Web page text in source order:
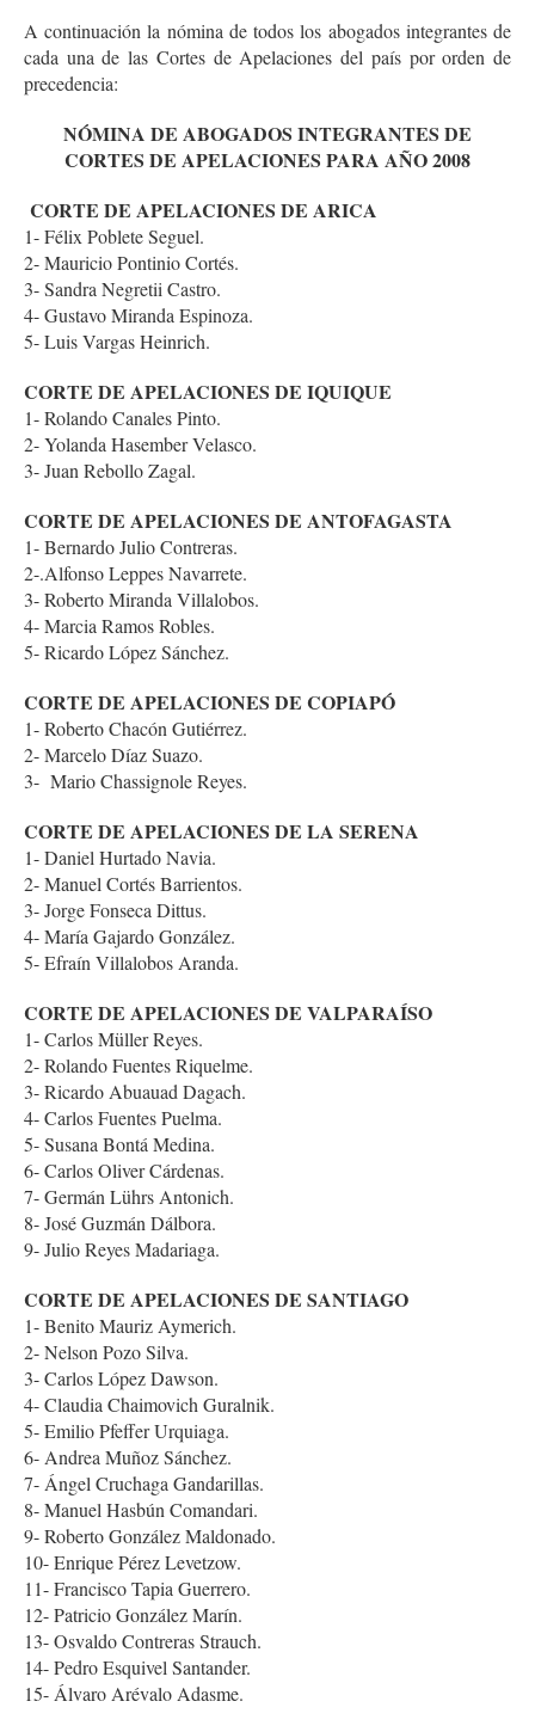
A continuación la nómina de todos los abogados integrantes de
cada una de las Cortes de Apelaciones del país por orden de
precedencia:
NÓMINA DE ABOGADOS INTEGRANTES DE
CORTES DE APELACIONES PARA AÑO 2008
CORTE DE APELACIONES DE ARICA
1- Félix Poblete Seguel.
2- Mauricio Pontinio Cortés.
3- Sandra Negretii Castro.
4- Gustavo Miranda Espinoza.
5- Luis Vargas Heinrich.
CORTE DE APELACIONES DE IQUIQUE
1- Rolando Canales Pinto.
2- Yolanda Hasember Velasco.
3- Juan Rebollo Zagal.
CORTE DE APELACIONES DE ANTOFAGASTA
1- Bernardo Julio Contreras.
2-.Alfonso Leppes Navarrete.
3- Roberto Miranda Villalobos.
4- Marcia Ramos Robles.
5- Ricardo López Sánchez.
CORTE DE APELACIONES DE COPIAPÓ
1- Roberto Chacón Gutiérrez.
2- Marcelo Díaz Suazo.
3- Mario Chassignole Reyes.
CORTE DE APELACIONES DE LA SERENA
1- Daniel Hurtado Navia.
2- Manuel Cortés Barrientos.
3- Jorge Fonseca Dittus.
4- María Gajardo González.
5- Efraín Villalobos Aranda.
CORTE DE APELACIONES DE VALPARAÍSO
1- Carlos Müller Reyes.
2- Rolando Fuentes Riquelme.
3- Ricardo Abuauad Dagach.
4- Carlos Fuentes Puelma.
5- Susana Bontá Medina.
6- Carlos Oliver Cárdenas.
7- Germán Lührs Antonich.
8- José Guzmán Dálbora.
9- Julio Reyes Madariaga.
CORTE DE APELACIONES DE SANTIAGO
1- Benito Mauriz Aymerich.
2- Nelson Pozo Silva.
3- Carlos López Dawson.
4- Claudia Chaimovich Guralnik.
5- Emilio Pfeffer Urquiaga.
6- Andrea Muñoz Sánchez.
7- Ángel Cruchaga Gandarillas.
8- Manuel Hasbún Comandari.
9- Roberto González Maldonado.
10- Enrique Pérez Levetzow.
11- Francisco Tapia Guerrero.
12- Patricio González Marín.
13- Osvaldo Contreras Strauch.
14- Pedro Esquivel Santander.
15- Álvaro Arévalo Adasme.